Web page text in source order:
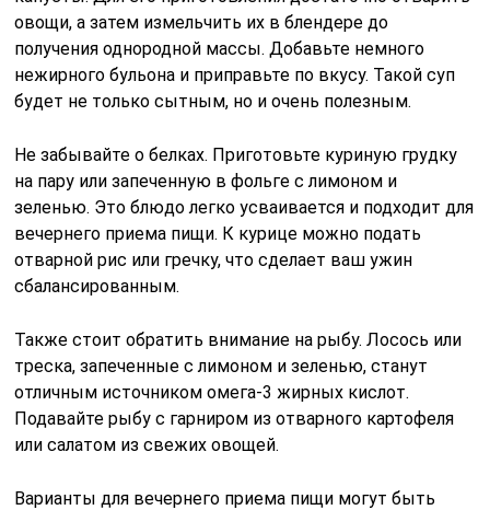
овощи, а затем измельчить их в блендере до
получения однородной массы. Добавьте немного
нежирного бульона и приправьте по вкусу. Такой суп
будет не только сытным, но и очень полезным.
Не забывайте о белках. Приготовьте куриную грудку
на пару или запеченную в фольге с лимоном и
зеленью. Это блюдо легко усваивается и подходит для
вечернего приема пищи. К курице можно подать
отварной рис или гречку, что сделает ваш ужин
сбалансированным.
Также стоит обратить внимание на рыбу. Лосось или
треска, запеченные с лимоном и зеленью, станут
отличным источником омега-3 жирных кислот.
Подавайте рыбу с гарниром из отварного картофеля
или салатом из свежих овощей.
Варианты для вечернего приема пищи могут быть